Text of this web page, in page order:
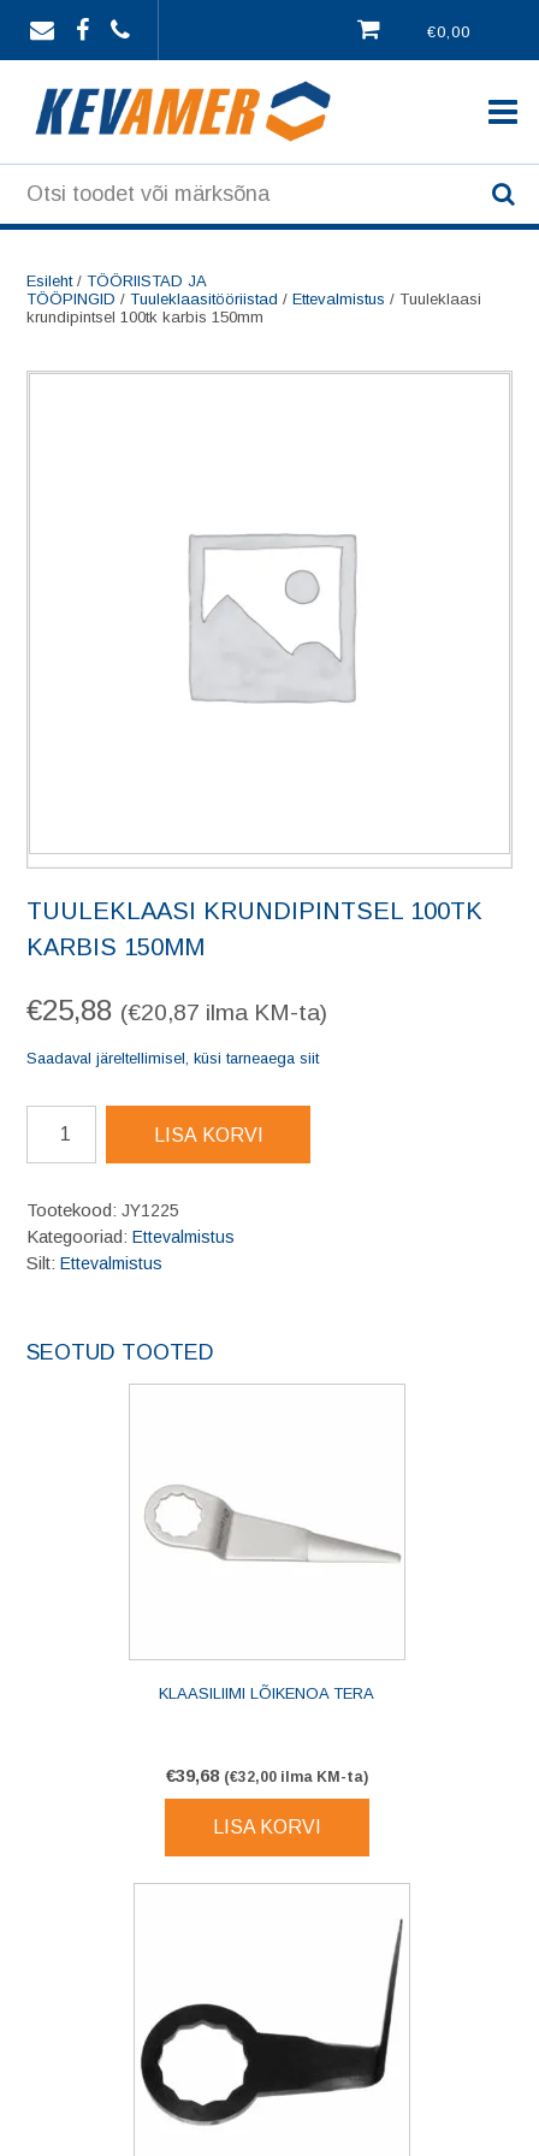
content
€0,00
Esileht/ TÖÖRIISTAD JA
TÖÖPINGID / Tuuleklaasitööriistad / Ettevalmistus / Tuuleklaasi
krundipintsel 100tk karbis 150mm
TUULEKLAASI KRUNDIPINTSEL 100TK
KARBIS 150MM
€25,88 (€20,87 ilma KM-ta)
Saadaval järeltellimisel, küsi tarneaega siit
krundipintsel
100tk
150mm
kogus
LISA KORVI
Tootekood: JY1225
Kategooriad: Ettevalmistus
Silt: Ettevalmistus
SEOTUD TOOTED
KLAASILIIMI LÕIKENOA TERA
€39,68 (€32,00ilma KM-ta)
LISA KORVI